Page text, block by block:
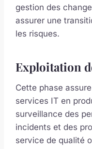
gestion des
assurer une
les risques.
Exploitation
Cette phase
services IT en
surveillance des
incidents et des
service de qualité